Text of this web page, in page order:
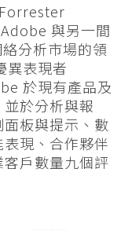
與另一間
分析市場的領
異表現者
於現有產品及
於分析與報
板與提示、數
現、合作夥伴
戶數量九個評